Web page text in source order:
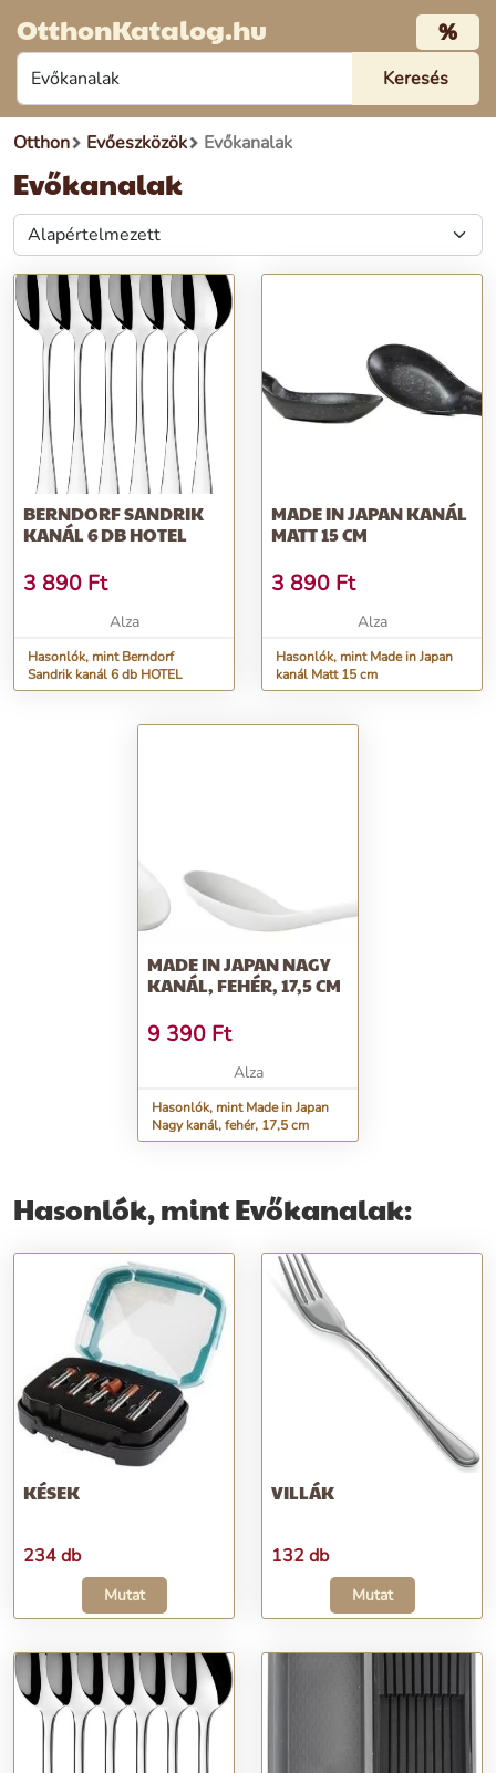
OtthonKatalog.hu %
Otthon Evőeszközök Evőkanalak
Evőkanalak
BERNDORF SANDRIK
KANÁL 6 DB HOTEL
3 890 Ft
Alza
Hasonlók, mint Berndorf
Sandrik kanál 6 db HOTEL
MADE IN JAPAN KANÁL
MATT 15 CM
3 890 Ft
Alza
Hasonlók, mint Made in Japan
kanál Matt 15 cm
MADE IN JAPAN NAGY
KANÁL, FEHÉR, 17,5 CM
9 390 Ft
Alza
Hasonlók, mint Made in Japan
Nagy kanál, fehér, 17,5 cm
Hasonlók, mint Evőkanalak:
KÉSEK
234 db
Mutat
VILLÁK
132 db
Mutat